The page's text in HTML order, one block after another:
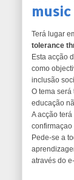
music
Terá lugar
tolerance
Esta acção
como
inclusão
O tema
educação
A acção
confirmaçao
Pede-se a
através do